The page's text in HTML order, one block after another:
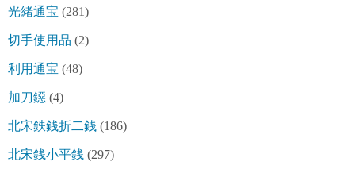
光緒通宝 (281)
切手使用品 (2)
利用通宝 (48)
加刀鐚 (4)
北宋鉄銭折二銭 (186)
北宋銭小平銭 (297)